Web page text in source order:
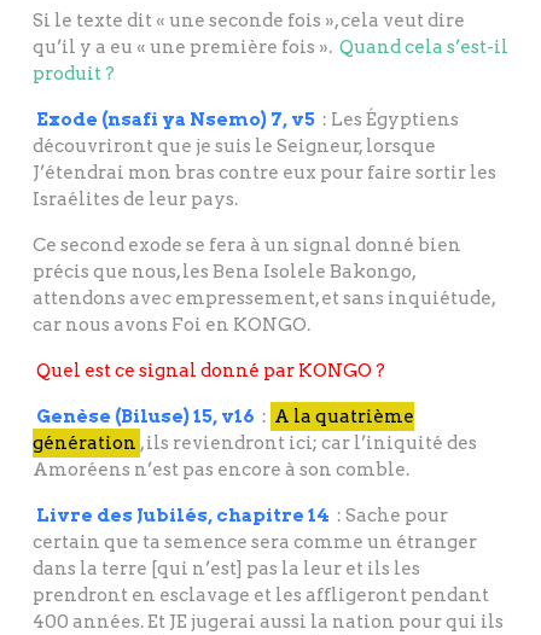
Si le texte dit « une seconde fois », cela veut dire
qu’il y a eu « une première fois ». Quand cela s’est-il
produit ?
Exode (nsafi ya Nsemo) 7, v5 : Les Égyptiens
découvriront que je suis le Seigneur, lorsque
J’étendrai mon bras contre eux pour faire sortir les
Israélites de leur pays.
Ce second exode se fera à un signal donné bien
précis que nous, les Bena Isolele Bakongo,
attendons avec empressement, et sans inquiétude,
car nous avons Foi en KONGO.
Quel est ce signal donné par KONGO ?
Genèse (Biluse) 15, v16 : A la quatrième
génération , ils reviendront ici; car l’iniquité des
Amoréens n’est pas encore à son comble.
Livre des Jubilés, chapitre 14 : Sache pour
certain que ta semence sera comme un étranger
dans la terre [qui n’est] pas la leur et ils les
prendront en esclavage et les affligeront pendant
400 années. Et JE jugerai aussi la nation pour qui ils